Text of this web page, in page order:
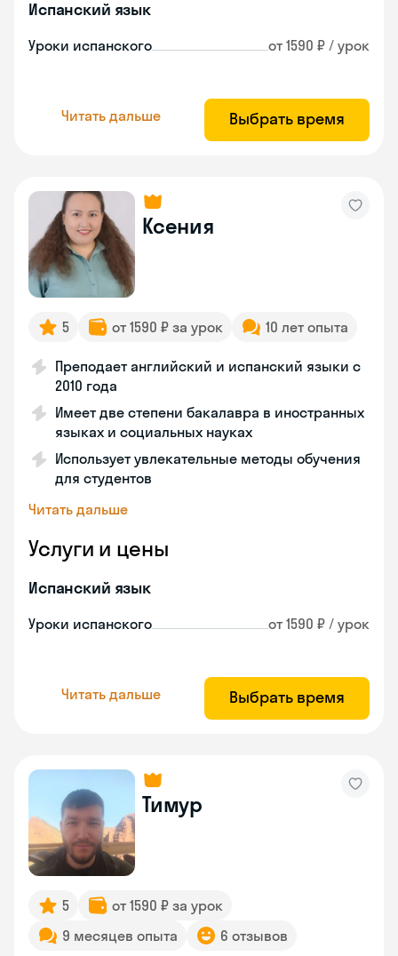
Испанский язык
Уроки испанского от 1590 ₽ / урок
Читать дальше Выбрать время
Ксения
5 от 1590 ₽ за урок 10 лет опыта
Преподает английский и испанский языки с
2010 года
Имеет две степени бакалавра в иностранных
языках и социальных науках
Использует увлекательные методы обучения
для студентов
Читать дальше
Услуги и цены
Испанский язык
Уроки испанского от 1590 ₽ / урок
Читать дальше Выбрать время
Тимур
5
от 1590 ₽ за урок
9 месяцев опыта
6 отзывов